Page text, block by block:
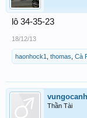
lô 34-35-23
18/12/13
haonhock1 thomas Cà
vungocanh
Thần Tài